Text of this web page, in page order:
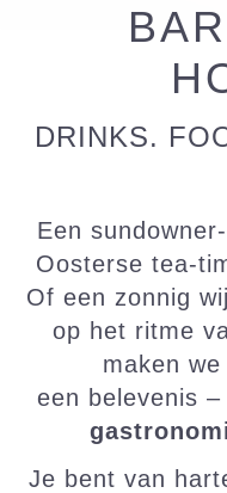
DRINKS.
Een
Oosterse tea-
Of een zonnig
op het ritme
maken
een belevenis –
Je bent van